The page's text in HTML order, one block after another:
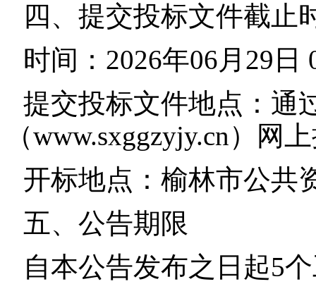
四、提交投标文件截止
时间：2026年06月29日
提交投标文件地点：通
（www.sxggzyjy.cn）网
开标地点：榆林市公共
五、公告期限
自本公告发布之日起5